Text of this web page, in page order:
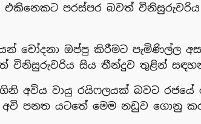
පරස්පර බවත්
චෝදනා ඔප්පු කිරීමට
විනිසුරුවරිය සිය තීන්දුව තුළින්
අවිය වායු රයිෆලයක් බවට රජයේ
අවි පනත යටතේ මෙම නඩුව ගොනු